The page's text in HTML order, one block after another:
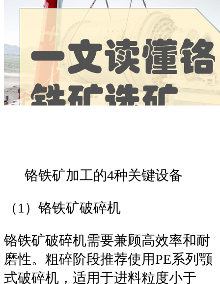
铬铁矿加工的4种关键设备
（1）铬铁矿破碎机
铬铁矿破碎机需要兼顾高效率和耐
磨性。粗碎阶段推荐使用PE系列颚
式破碎机，适用于进料粒度小于